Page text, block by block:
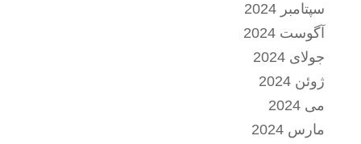
سپتامبر 2024
آگوست 2024
جولای 2024
ژوئن 2024
می 2024
مارس 2024